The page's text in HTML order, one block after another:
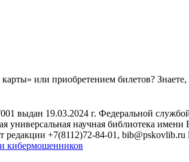
или приобретением билетов?
выдан 19.03.2024 г. Федеральной
универсальная научная библиотека
+7(8112)72-84-01, bib@pskovlib.ru
кибермошенников